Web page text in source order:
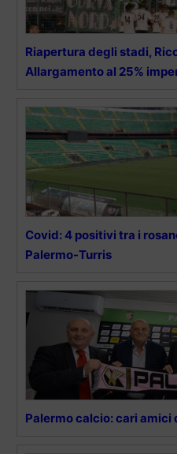
Riapertura degli stadi,
Allargamento al 25%
Covid: 4 positivi tra i
Palermo-Turris
Palermo calcio: cari